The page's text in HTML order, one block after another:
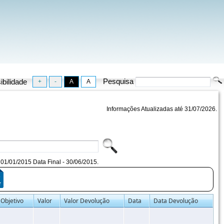
Pesquisa
Informações Atualizadas até 31/07/2026.
01/2015 Data Final - 30/06/2015.
Objetivo Valor Valor Devolução Data Data Devolução